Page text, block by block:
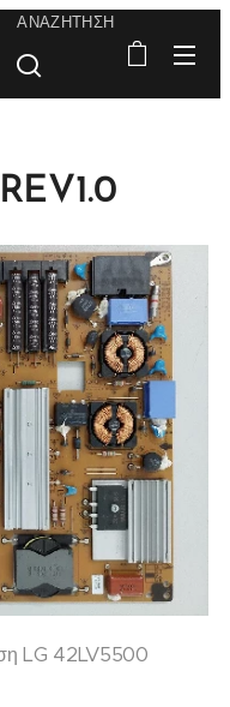
ΑΝΑΖΉΤΗΣΗ
LG 42LV5500